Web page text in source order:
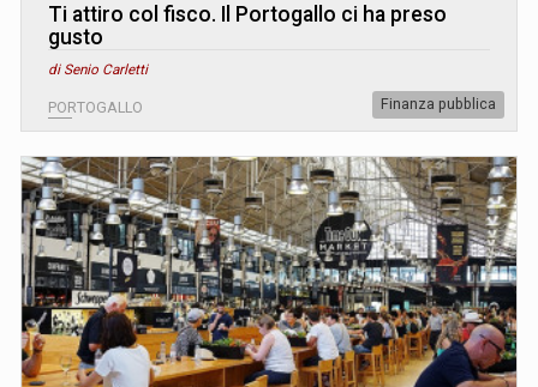
Ti attiro col fisco. Il Portogallo ci ha preso
gusto
di Senio Carletti
PORTOGALLO Finanza pubblica